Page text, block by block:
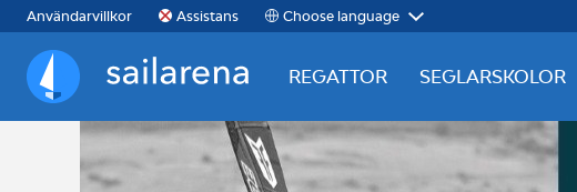
Användarvillkor Assistans Choose language
Sailarena
REGATTOR SEGLARSKOLOR